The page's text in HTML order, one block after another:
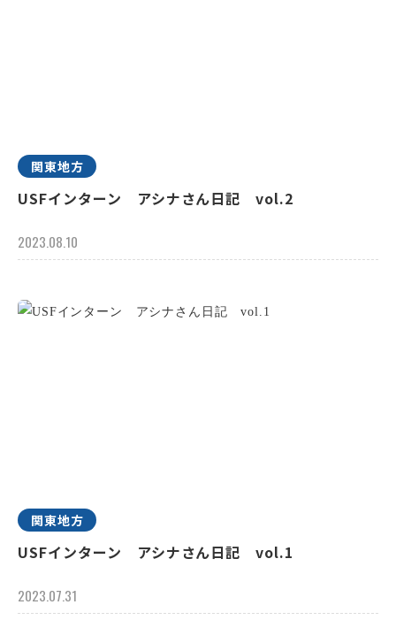
関東地方
USFインターン アシナさん日記 vol.2
2023.08.10
関東地方
USFインターン アシナさん日記 vol.1
2023.07.31